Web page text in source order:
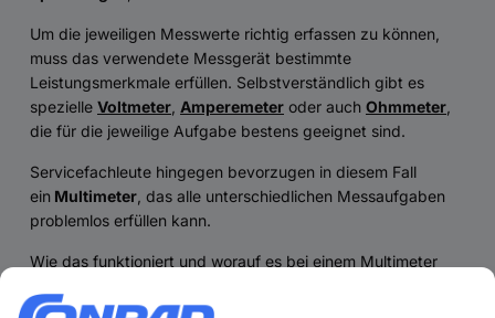
Um die jeweiligen Messwerte richtig erfassen zu können,
muss das verwendete Messgerät bestimmte
Leistungsmerkmale erfüllen. Selbstverständlich gibt es
spezielle Voltmeter Amperemeter oder auch Ohmmeter
die für die jeweilige Aufgabe bestens geeignet sind.
Servicefachleute hingegen bevorzugen in diesem Fall
ein Multimeter , das alle unterschiedlichen Messaufgaben
problemlos erfüllen kann.
Wie das funktioniert und worauf es bei einem Multimeter